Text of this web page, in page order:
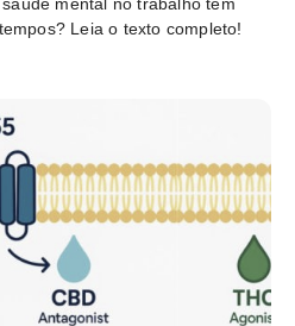
Leia o texto completo!